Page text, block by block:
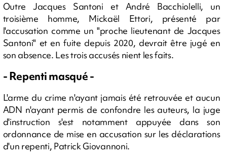
Outre Jacques Santoni et André Bacchiolelli, un
troisième homme, Mickaël Ettori, présenté par
l'accusation comme un "proche lieutenant de Jacques
Santoni" et en fuite depuis 2020, devrait être jugé en
son absence. Les trois accusés nient les faits.
- Repenti masqué -
L'arme du crime n'ayant jamais été retrouvée et aucun
ADN n'ayant permis de confondre les auteurs, la juge
d'instruction s'est notamment appuyée dans son
ordonnance de mise en accusation sur les déclarations
d'un repenti, Patrick Giovannoni.